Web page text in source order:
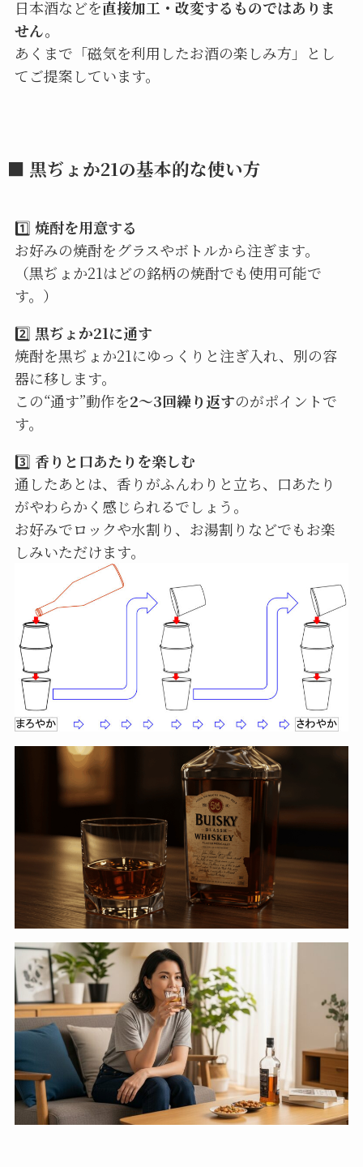
日本酒などを直接加工・改変するものではありま
せん。
あくまで「磁気を利用したお酒の楽しみ方」とし
てご提案しています。
■ 黒ぢょか21の基本的な使い方
1️⃣ 焼酎を用意する
お好みの焼酎をグラスやボトルから注ぎます。
（黒ぢょか21はどの銘柄の焼酎でも使用可能で
す。）
2️⃣ 黒ぢょか21に通す
焼酎を黒ぢょか21にゆっくりと注ぎ入れ、別の容
器に移します。
この“通す”動作を2〜3回繰り返すのがポイントで
す。
3️⃣ 香りと口あたりを楽しむ
通したあとは、香りがふんわりと立ち、口あたり
がやわらかく感じられるでしょう。
お好みでロックや水割り、お湯割りなどでもお楽
しみいただけます。